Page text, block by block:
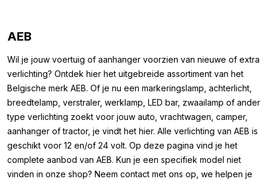
dat deze lamp een melding van een defecte lamp kan opleveren
op uw dashboard. Dit is voornamelijk van toepassing bij
nieuwere modellen auto’s, vrachtwagens zijn hiervan vaak
uitgesloten. Ook zijn extra lampen zoals verstralers of skylights
uitgesloten van het CAN-Bus systeem.
Overige kleuren:
Ben je wel op zoek naar een R10W of P21W LED lamp, maar is
de BA15S LED lampen set ROOD niet de kleur die je zoekt?
Geen zorgen! Deze LED lamp met bajonet aansluiting is ook
AEB
Wil je jouw voertuig of aanhanger voorzien van nieuwe of extra
verlichting? Ontdek hier het uitgebreide assortiment van het
Belgische merk AEB. Of je nu een markeringslamp, achterlicht,
breedtelamp, verstraler, werklamp, LED bar, zwaailamp of ander
type verlichting zoekt voor jouw auto, vrachtwagen, camper,
aanhanger of tractor, je vindt het hier. Alle verlichting van AEB is
geschikt voor 12 en/of 24 volt. Op deze pagina vind je het
complete aanbod van AEB. Kun je een specifiek model niet
vinden in onze shop? Neem contact met ons op, we helpen je